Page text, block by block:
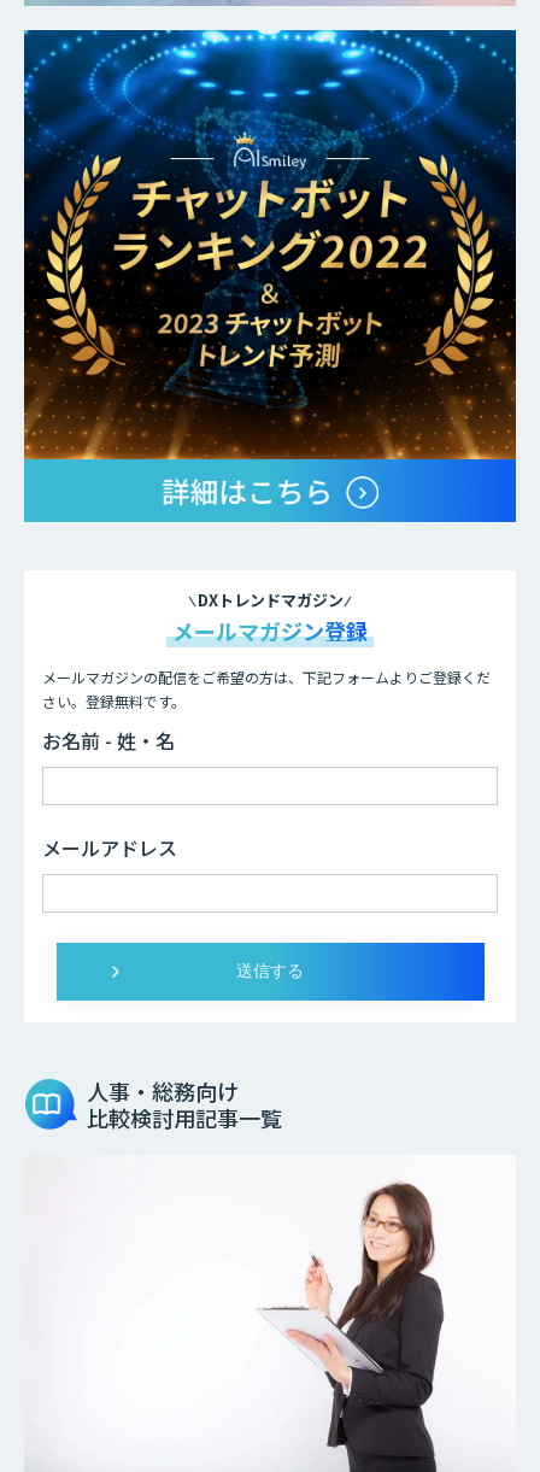
DXトレンドマガジン
メールマガジン登録
メールマガジンの配信をご希望の方は、下記フォームよりご登録くだ
さい。登録無料です。
お名前 - 姓・名
メールアドレス
人事・総務向け
比較検討用記事一覧